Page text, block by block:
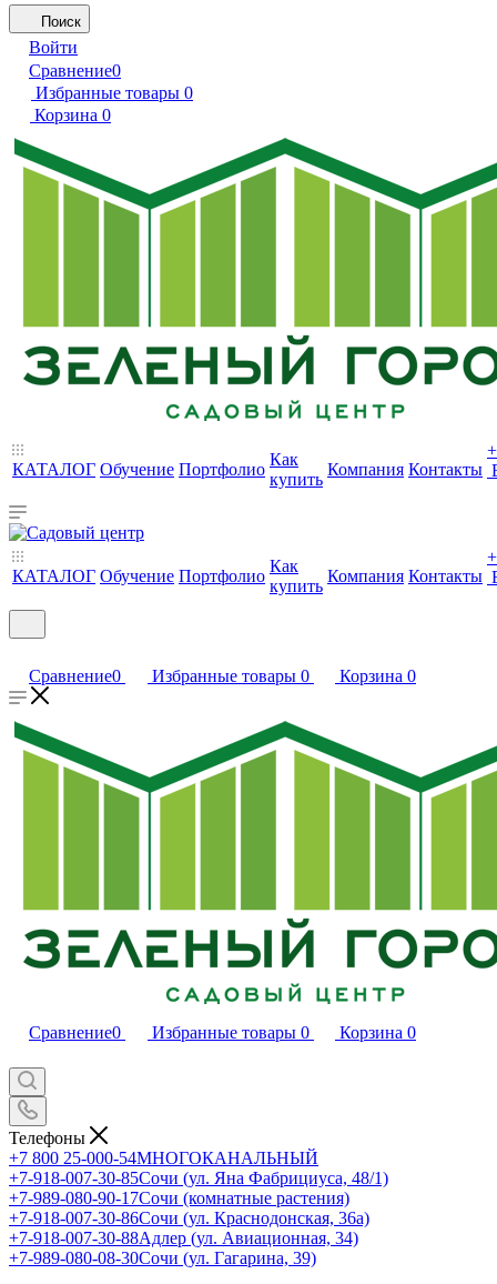
Поиск
Войти
Сравнение0
Избранные товары 0
Корзина 0
КАТАЛОГ Обучение Портфолио
Как
купить
Компания Контакты
+
КАТАЛОГ Обучение Портфолио
Как
купить
Компания Контакты
+
Сравнение0 Избранные товары 0 Корзина 0
Сравнение0 Избранные товары 0 Корзина 0
Телефоны
+7 800 25-000-54МНОГОКАНАЛЬНЫЙ
+7-918-007-30-85Сочи (ул. Яна Фабрициуса, 48/1)
+7-989-080-90-17Сочи (комнатные растения)
+7-918-007-30-86Сочи (ул. Краснодонская, 36а)
+7-918-007-30-88Адлер (ул. Авиационная, 34)
+7-989-080-08-30Сочи (ул. Гагарина, 39)